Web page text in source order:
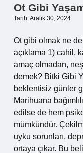
Ot Gibi
Tarih: Aralık 30, 2024
Ot gibi olmak ne
açıklama 1) cahil,
amaç olmadan,
demek? Bitki Gibi
beklentisiz günler
Marihuana
edilse de hem
mümkündür.
uyku sorunları,
ortaya çıkar. Bu